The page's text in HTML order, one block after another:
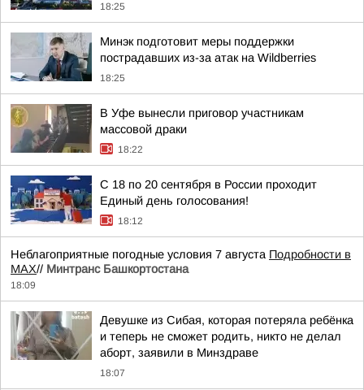
18:25
Минэк подготовит меры поддержки
пострадавших из-за атак на Wildberries
18:25
В Уфе вынесли приговор участникам
массовой драки
18:22
С 18 по 20 сентября в России проходит
Единый день голосования!
18:12
Неблагоприятные погодные условия 7 августа Подробности в
MAX// Минтранс Башкортостана
18:09
Девушке из Сибая, которая потеряла ребёнка
и теперь не сможет родить, никто не делал
аборт, заявили в Минздраве
18:07